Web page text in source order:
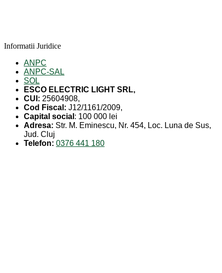
Informatii Juridice
ANPC
ANPC-SAL
SOL
ESCO ELECTRIC LIGHT SRL,
CUI: 25604908,
Cod Fiscal: J12/1161/2009,
Capital social : 100 000 lei
Adresa: Str. M. Eminescu, Nr. 454, Loc. Luna de Sus,
Jud. Cluj
Telefon: 0376 441 180